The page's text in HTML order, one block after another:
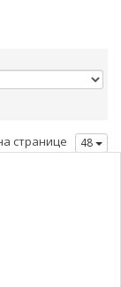
странице 48